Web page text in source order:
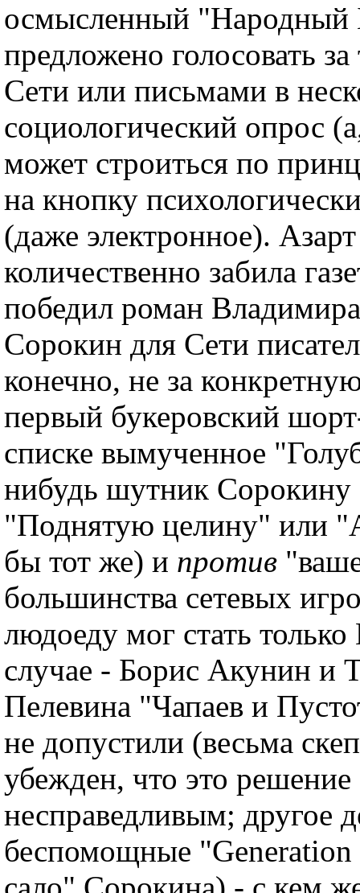
осмысленный "Народный
предложено голосовать
Сети или письмами в
социологический опрос
может строиться по
на кнопку
(даже электронное).
количественно забила
победил роман
Сорокин для Сети
конечно, не за
первый букеровский
списке вымученное
нибудь шутник
"Поднятую целину" или
бы тот же) и против
большинства сетевых
людоеду мог стать
случае - Борис Акунин и
Пелевина "Чапаев и
не допустили (весьма
убежден, что это
несправедливым; другое
беспомощные